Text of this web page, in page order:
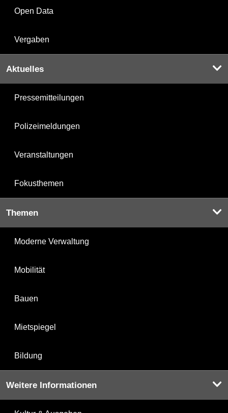
Open Data
Vergaben
Aktuelles
Pressemitteilungen
Polizeimeldungen
Veranstaltungen
Fokusthemen
Themen
Moderne Verwaltung
Mobilität
Bauen
Mietspiegel
Bildung
Weitere Informationen